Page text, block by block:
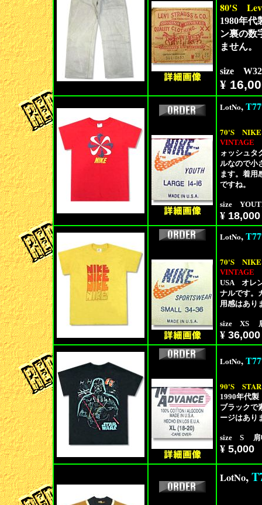
80'S
1980年
ン裏の数
ません。
size
¥
LotNo,
70'S NIKE
VINTAGE
ォッシュ
ルなので小
ます。着用
ですね。
size
¥ 18,000
LotNo,
70'S NIKE
VINTAGE
USA オレ
ナルです。
用感はあり
size XS 肩
¥ 36,000
LotNo,
90'S
1990年代
ブラックで
ージはあり
size S 肩
¥ 5,000
LotNo,